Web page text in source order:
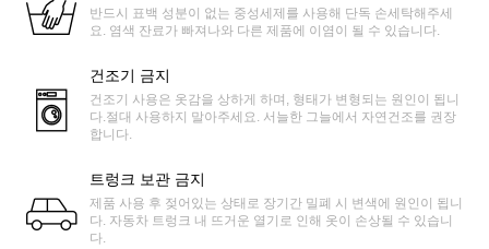
반드시 표백 성분이 없는 중성세제를 사용해 단독 손세탁해주세
요. 염색 잔료가 빠져나와 다른 제품에 이염이 될 수 있습니다.
건조기 금지
건조기 사용은 옷감을 상하게 하며, 형태가 변형되는 원인이 됩니
다.절대 사용하지 말아주세요. 서늘한 그늘에서 자연건조를 권장
합니다.
트렁크 보관 금지
제품 사용 후 젖어있는 상태로 장기간 밀폐 시 변색에 원인이 됩니
다. 자동차 트렁크 내 뜨거운 열기로 인해 옷이 손상될 수 있습니
다.